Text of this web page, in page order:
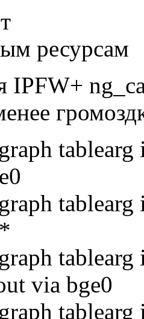
ресурсам
IPFW+
via bge0